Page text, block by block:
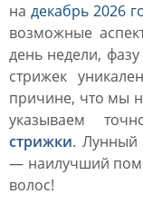
на декабрь 2026
возможные
день недели,
стрижек
причине, что мы
указываем
стрижки. Лунный
— наилучший
волос!